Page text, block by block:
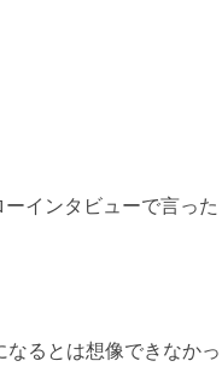
インタビューで言った
なるとは想像できなかっ